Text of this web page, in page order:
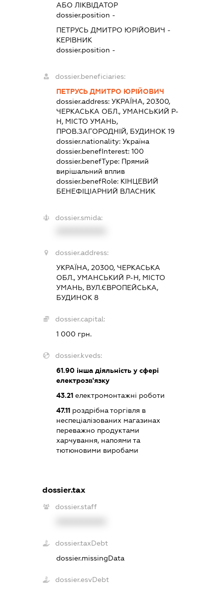
АБО ЛІКВІДАТОР
dossier.position -
ПЕТРУСЬ ДМИТРО ЮРІЙОВИЧ -
КЕРІВНИК
dossier.position -
dossier.beneficiaries:
ПЕТРУСЬ ДМИТРО ЮРІЙОВИЧ
dossier.address: УКРАЇНА, 20300,
ЧЕРКАСЬКА ОБЛ., УМАНСЬКИЙ Р-
Н, МІСТО УМАНЬ,
ПРОВ.ЗАГОРОДНІЙ, БУДИНОК 19
dossier.nationality: Україна
dossier.benefInterest: 100
dossier.benefType: Прямий
вирішальний вплив
dossier.benefRole: КІНЦЕВИЙ
БЕНЕФІЦІАРНИЙ ВЛАСНИК
dossier.smida:
dossier.address:
УКРАЇНА, 20300, ЧЕРКАСЬКА
ОБЛ., УМАНСЬКИЙ Р-Н, МІСТО
УМАНЬ, ВУЛ.ЄВРОПЕЙСЬКА,
БУДИНОК 8
dossier.capital:
1 000 грн.
dossier.kveds:
61.90інша діяльність у сфері
електрозв'язку
43.21електромонтажні роботи
47.11роздрібна торгівля в
неспеціалізованих магазинах
переважно продуктами
харчування, напоями та
тютюновими виробами
dossier.tax
dossier.staff
dossier.taxDebt
dossier.missingData
dossier.esvDebt